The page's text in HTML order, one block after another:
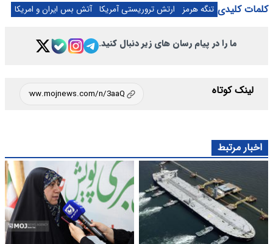
کلمات کلیدی تنگه هرمز ارتش تروریستی آمریکا آتش بس ایران و امریکا
ما را در پیام رسان های زیر دنبال کنید.
لینک کوتاه
اخبار مرتبط